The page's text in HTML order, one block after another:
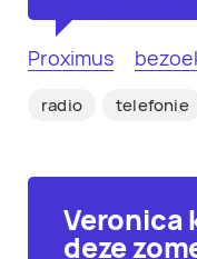
Proximus
radio telefonie
Veronica
deze